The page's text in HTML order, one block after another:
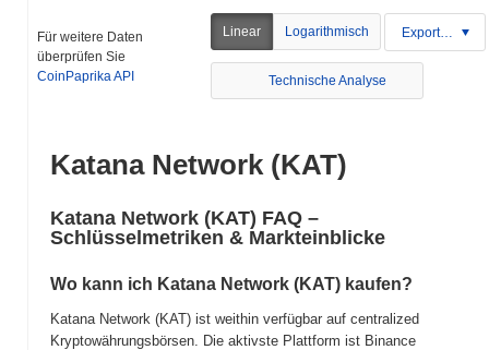
Für weitere Daten
überprüfen Sie
CoinPaprika API
Linear Logarithmisch Exportieren
Technische Analyse
Katana Network (KAT)
Katana Network (KAT) FAQ –
Schlüsselmetriken & Markteinblicke
Wo kann ich Katana Network (KAT) kaufen?
Katana Network (KAT) ist weithin verfügbar auf centralized
Kryptowährungsbörsen. Die aktivste Plattform ist Binance